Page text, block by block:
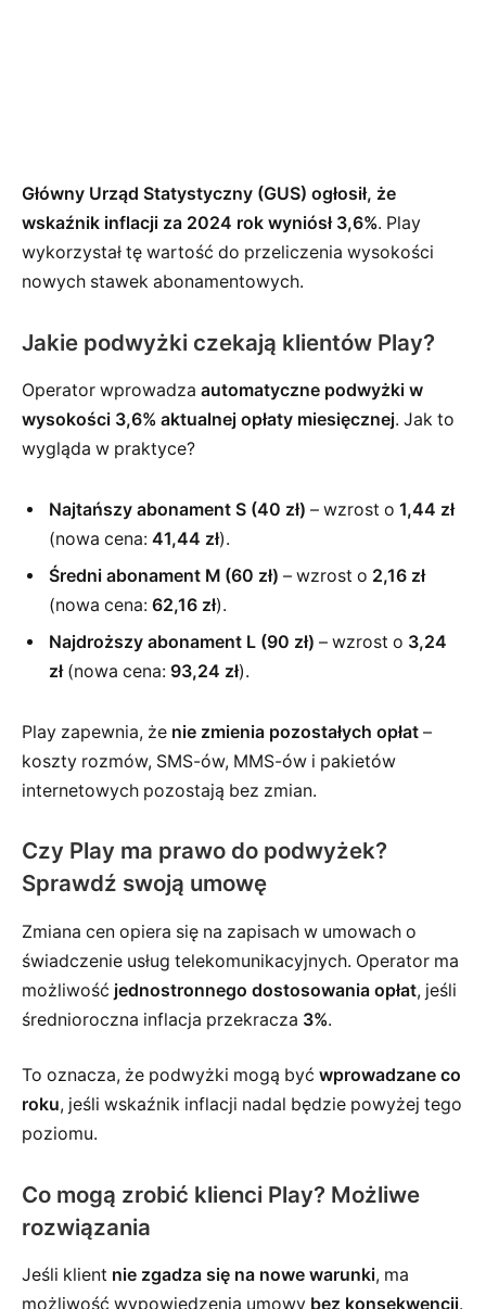
Główny Urząd Statystyczny (GUS) ogłosił, że
wskaźnik inflacji za 2024 rok wyniósł 3,6%. Play
wykorzystał tę wartość do przeliczenia wysokości
nowych stawek abonamentowych.
Jakie podwyżki czekają klientów Play?
Operator wprowadza automatyczne podwyżki w
wysokości 3,6% aktualnej opłaty miesięcznej. Jak to
wygląda w praktyce?
Najtańszy abonament S (40 zł) – wzrost o 1,44 zł
(nowa cena: 41,44 zł).
Średni abonament M (60 zł) – wzrost o 2,16 zł
(nowa cena: 62,16 zł).
Najdroższy abonament L (90 zł) – wzrost o 3,24
zł(nowa cena: 93,24 zł).
Play zapewnia, że nie zmienia pozostałych opłat –
koszty rozmów, SMS-ów, MMS-ów i pakietów
internetowych pozostają bez zmian.
Czy Play ma prawo do podwyżek?
Sprawdź swoją umowę
Zmiana cen opiera się na zapisach w umowach o
świadczenie usług telekomunikacyjnych. Operator ma
możliwość jednostronnego dostosowania opłat, jeśli
średnioroczna inflacja przekracza 3%.
To oznacza, że podwyżki mogą być wprowadzane co
roku, jeśli wskaźnik inflacji nadal będzie powyżej tego
poziomu.
Co mogą zrobić klienci Play? Możliwe
rozwiązania
Jeśli klient nie zgadza się na nowe warunki, ma
możliwość wypowiedzenia umowy bez konsekwencji.